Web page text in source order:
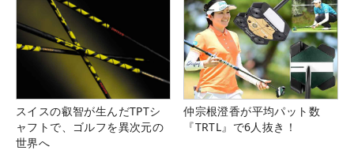
スイスの叡智が生んだTPTシ
ャフトで、ゴルフを異次元の
世界へ
仲宗根澄香が平均パット数
『TRTL』で6人抜き！